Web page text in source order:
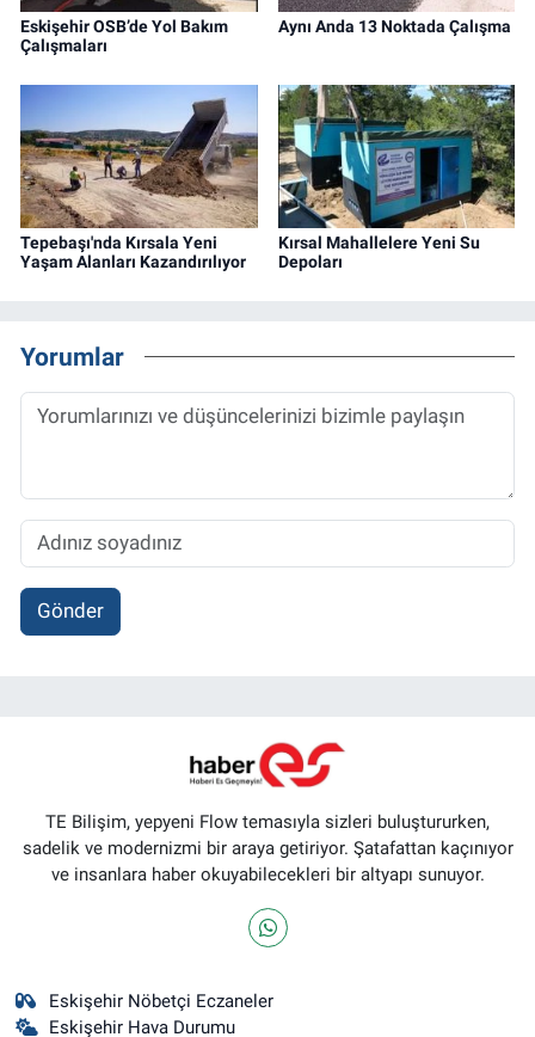
Eskişehir OSB’de Yol Bakım
Çalışmaları
Aynı Anda 13 Noktada Çalışma
Tepebaşı'nda Kırsala Yeni
Yaşam Alanları Kazandırılıyor
Kırsal Mahallelere Yeni Su
Depoları
Yorumlar
Gönder
TE Bilişim, yepyeni Flow temasıyla sizleri buluştururken,
sadelik ve modernizmi bir araya getiriyor. Şatafattan kaçınıyor
ve insanlara haber okuyabilecekleri bir altyapı sunuyor.
Eskişehir Nöbetçi Eczaneler
Eskişehir Hava Durumu